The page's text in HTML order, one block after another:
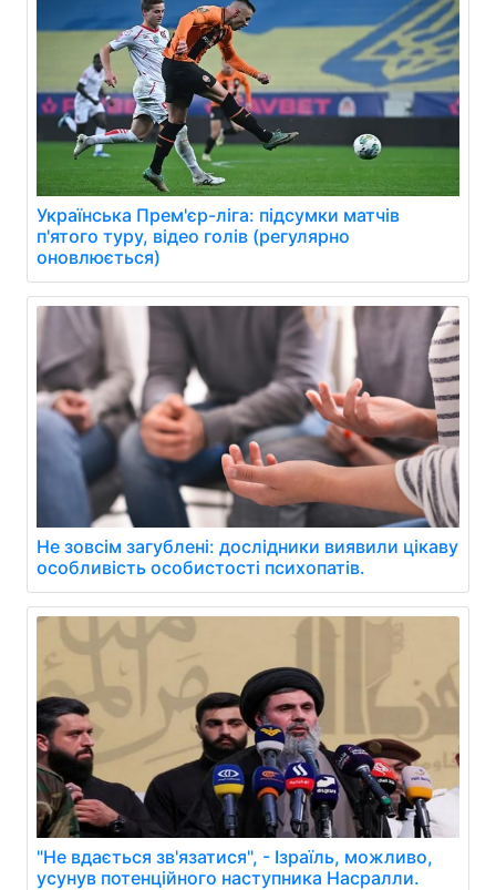
Українська Прем'єр-ліга: підсумки матчів
п'ятого туру, відео голів (регулярно
оновлюється)
Не зовсім загублені: дослідники виявили цікаву
особливість особистості психопатів.
"Не вдається зв'язатися", - Ізраїль, можливо,
усунув потенційного наступника Насралли.